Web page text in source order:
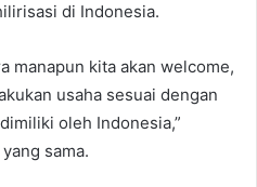
di Indonesia.
manapun kita akan welcome,
usaha sesuai dengan
oleh Indonesia,”
sama.